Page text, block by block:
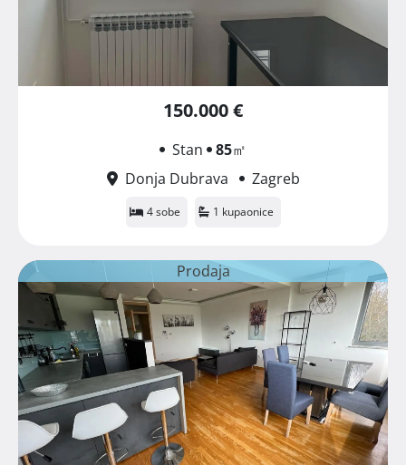
150.000 €
Stan 85㎡
Donja Dubrava
Zagreb
4 sobe 1 kupaonice
Prodaja